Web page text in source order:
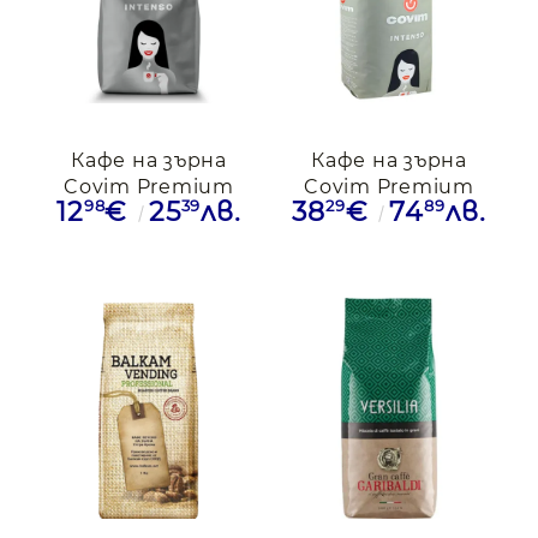
Кафе на зърна
Covim Premium
Intenso,1кг
1298€ 2539лв.
Кафе на зърна
Covim Premium
Intenso,3кг
3829€ 7489лв.